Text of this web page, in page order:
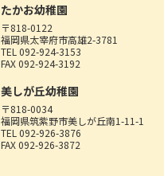
たかお幼稚園
〒818-0122
福岡県太宰府市高雄2-3781
TEL 092-924-3153
FAX 092-924-3192
美しが丘幼稚園
〒818-0034
福岡県筑紫野市美しが丘南1-11-1
TEL 092-926-3876
FAX 092-926-3872